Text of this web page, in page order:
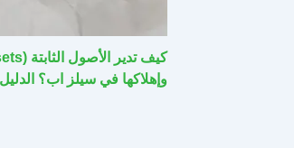
وإهلاكها في سيلز اب؟